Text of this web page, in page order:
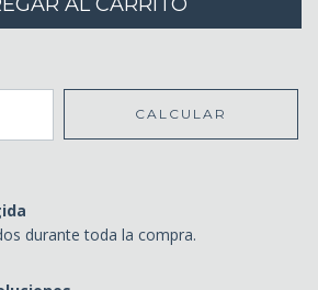
CALCULAR
durante toda la compra.